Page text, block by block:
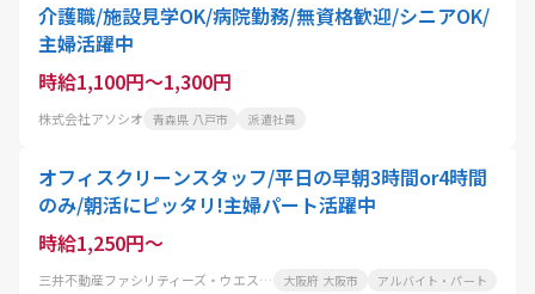
介護職/施設見学OK/病院勤務/無資格歓迎/シニアOK/
主婦活躍中
時給1,100円～1,300円
株式会社アソシオ 青森県 八戸市 派遣社員
オフィスクリーンスタッフ/平日の早朝3時間or4時間
のみ/朝活にピッタリ!主婦パート活躍中
時給1,250円～
三井不動産ファシリティーズ・ウエスト株式会社 大阪府 大阪市 アルバイト・パート